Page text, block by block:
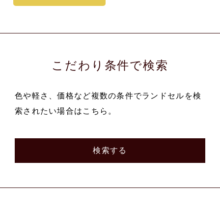
こだわり条件で検索
色や軽さ、価格など複数の条件でランドセルを検
索されたい場合はこちら。
検索する